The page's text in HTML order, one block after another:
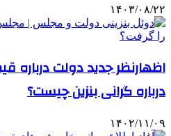
۱۴۰۳/۰۸/۲۲
اظهارنظر جدید دولت درباره
درباره گرانی بنزین چیست؟
۱۴۰۲/۱۱/۰۹